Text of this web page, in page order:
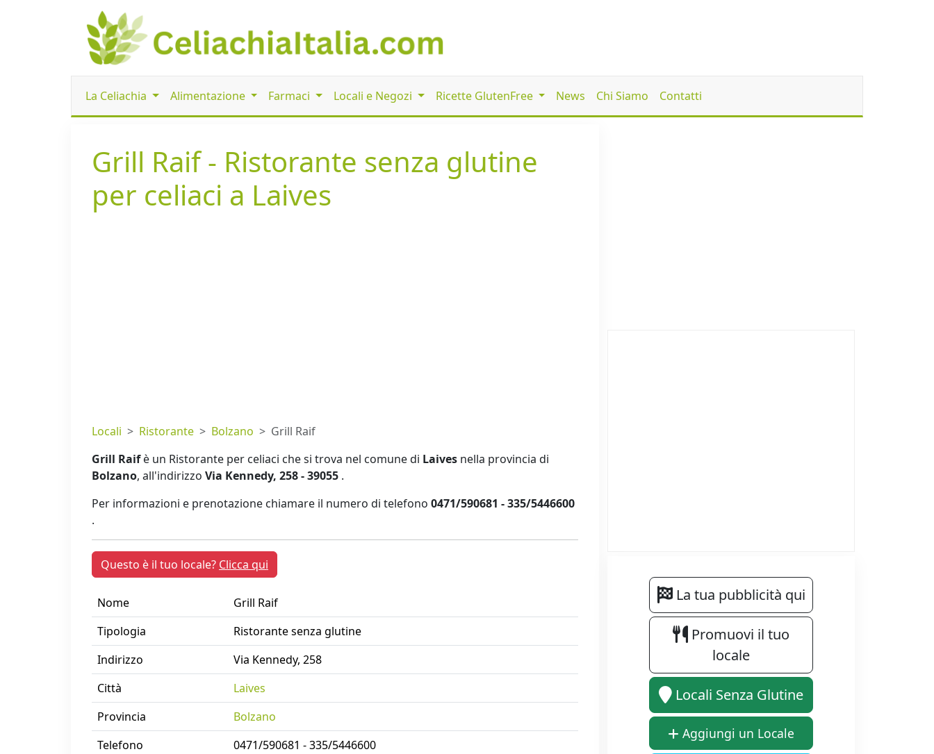
La Celiachia Alimentazione Farmaci Locali e Negozi Ricette GlutenFree News Chi Siamo Contatti
Grill Raif - Ristorante senza glutine
per celiaci a Laives
Locali Ristorante Bolzano
Grill Raif
Grill Raifè un Ristorante per celiaci che si trova nel comune di Laives nella provincia di
Bolzano, all'indirizzo Via Kennedy, 258 - 39055 .
Per informazioni e prenotazione chiamare il numero di telefono 0471/590681 - 335/5446600
.
Questo è il tuo locale? Clicca qui
Nome
Grill Raif
Tipologia
Ristorante senza glutine
Indirizzo
Via Kennedy, 258
Città
Laives
Provincia
Bolzano
Telefono
0471/590681 - 335/5446600
La tua pubblicità qui
Promuovi il tuo
locale
Locali Senza Glutine
Aggiungi un Locale